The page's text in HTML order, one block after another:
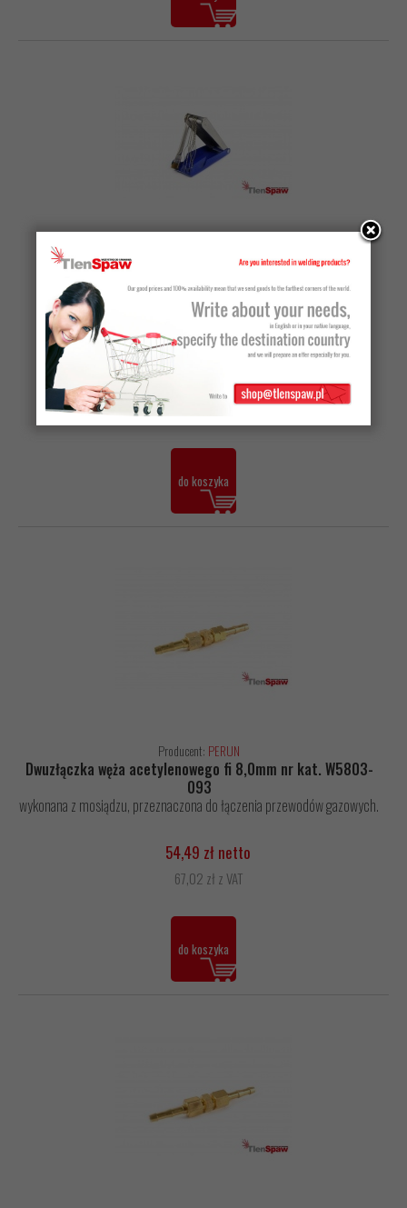
HARRIS
Czyścik dysz palnika maszynowego Harris E-9 nr kat.
9000160
solidnie wykonany z drutu stalowego w oprawie metalowej do
regeneracji i czyszczenia otworów wylotowych w palniku.
109,07 zł netto
134,16 zł z VAT
do koszyka
Producent: PERUN
Dwuzłączka węża acetylenowego fi 8,0mm nr kat. W5803-
093
wykonana z mosiądzu, przeznaczona do łączenia przewodów gazowych.
54,49 zł netto
67,02 zł z VAT
do koszyka